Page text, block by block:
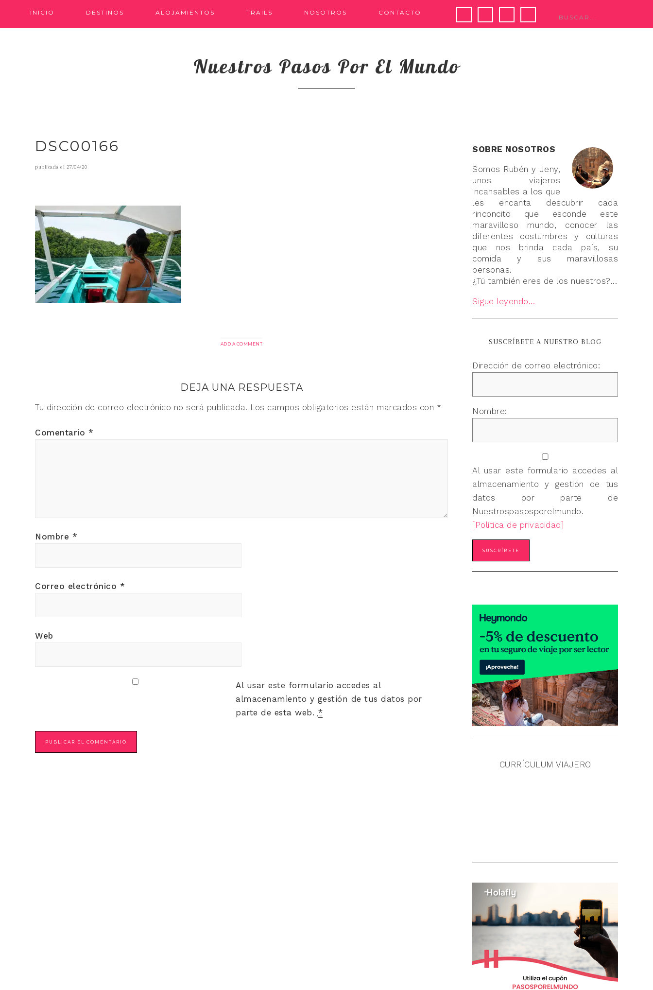
INICIO DESTINOS ALOJAMIENTOS TRAILS NOSOTROS CONTACTO
Nuestros Pasos Por El Mundo
DSC00166
publicada el 27/04/20
ADD A COMMENT
DEJA UNA RESPUESTA
Tu dirección de correo electrónico no será publicada. Los campos obligatorios están marcados con *
Comentario *
Nombre *
Correo electrónico *
Web
Al usar este formulario accedes al
almacenamiento y gestión de tus datos por
parte de esta web. *
SOBRE NOSOTROS
Somos Rubén y Jeny,
unos viajeros
incansables a los que
les encanta descubrir cada
rinconcito que esconde este
maravilloso mundo, conocer las
diferentes costumbres y culturas
que nos brinda cada país, su
comida y sus maravillosas
personas.
¿Tú también eres de los nuestros?...
Sigue leyendo...
SUSCRÍBETE A NUESTRO BLOG
Dirección de correo electrónico:
Nombre:
Al usar este formulario accedes al
almacenamiento y gestión de tus
datos por parte de
Nuestrospasosporelmundo.
[Política de privacidad]
CURRÍCULUM VIAJERO